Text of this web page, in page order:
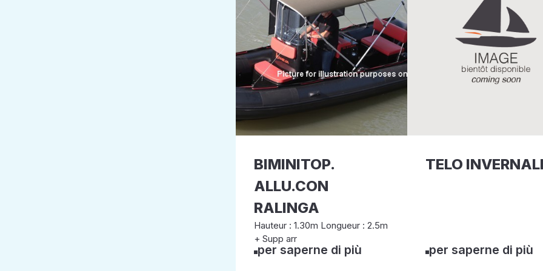
BIMINITOP.
ALLU.CON
RALINGA
Hauteur : 1.30m Longueur : 2.5m
+ Supp arr
per saperne di più
TELO
per saperne di più